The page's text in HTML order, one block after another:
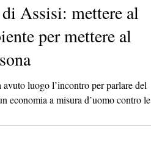
Assisi: mettere al
per mettere al
luogo l’incontro per parlare del
economia a misura d’uomo contro le